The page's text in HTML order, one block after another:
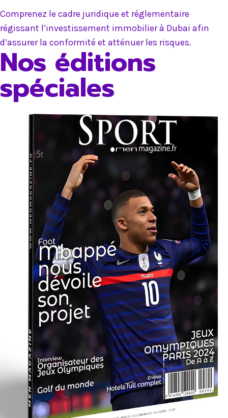
Comprenez le cadre juridique et réglementaire
régissant l’investissement immobilier à Dubai afin
d’assurer la conformité et atténuer les risques.
Nos éditions
spéciales